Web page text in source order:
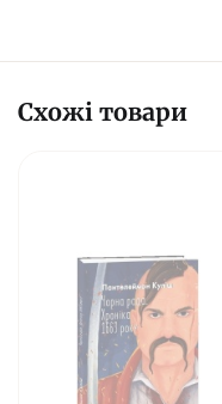
Схожі товари